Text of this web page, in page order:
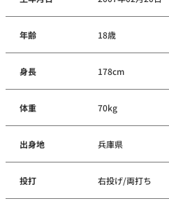
年齢 18歳
身長 178cm
体重 70kg
出身地 兵庫県
投打 右投げ/両打ち